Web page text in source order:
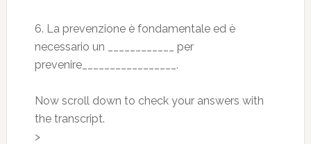
6. La prevenzione è fondamentale ed è
necessario un ____________ per
prevenire_________________.
Now scroll down to check your answers with
the transcript.
>